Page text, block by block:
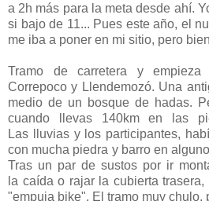
a 2h más para la meta desde ahí.
si bajo de 11... Pues este año, el
me iba a poner en mi sitio, pero
Tramo de carretera y
Correpoco y Llendemozó. Una
medio de un bosque de hadas.
cuando llevas 140km en las
Las lluvias y los participantes,
con mucha piedra y barro en
Tras un par de sustos por ir
la caída o rajar la cubierta
"empuja bike". El tramo muy chulo,